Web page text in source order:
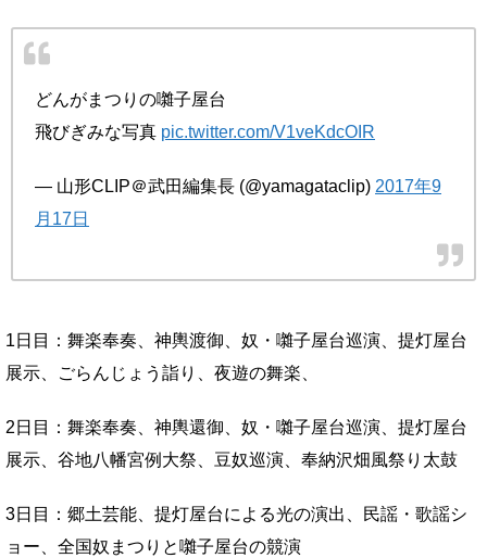
どんがまつりの囃子屋台
飛びぎみな写真 pic.twitter.com/V1veKdcOIR
— 山形CLIP＠武田編集長 (@yamagataclip) 2017年9
月17日
1日目：舞楽奉奏、神輿渡御、奴・囃子屋台巡演、提灯屋台
展示、ごらんじょう詣り、夜遊の舞楽、
2日目：舞楽奉奏、神輿還御、奴・囃子屋台巡演、提灯屋台
展示、谷地八幡宮例大祭、豆奴巡演、奉納沢畑風祭り太鼓
3日目：郷土芸能、提灯屋台による光の演出、民謡・歌謡シ
ョー、全国奴まつりと囃子屋台の競演